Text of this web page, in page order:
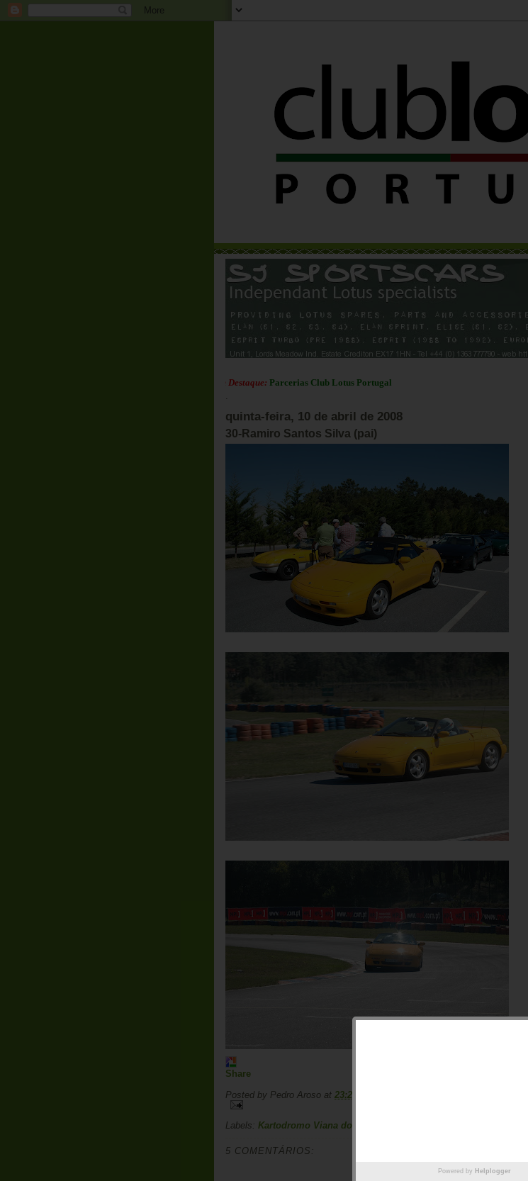
Em Destaque:Parcerias Club Lotus Portugal
quinta-feira, 10 de abril de 2008
30-Ramiro Santos Silva (pai)
Share
Posted by Pedro Aroso at 23:29
Labels: Kartodromo Viana do Castelo
5 COMENTÁRIOS:
Powered by Helplogger